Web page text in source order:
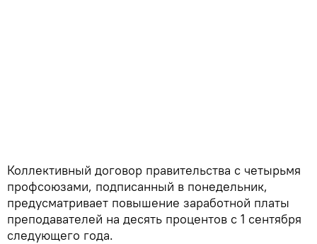
Коллективный договор правительства с четырьмя
профсоюзами, подписанный в понедельник,
предусматривает повышение заработной платы
преподавателей на десять процентов с 1 сентября
следующего года.